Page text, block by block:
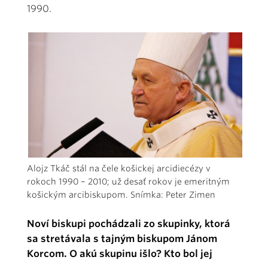
1990.
Alojz Tkáč stál na čele košickej arcidiecézy v
rokoch 1990 – 2010; už desať rokov je emeritným
košickým arcibiskupom. Snímka: Peter Zimen
Noví biskupi pochádzali zo skupinky, ktorá
sa stretávala s tajným biskupom Jánom
Korcom. O akú skupinu išlo? Kto bol jej